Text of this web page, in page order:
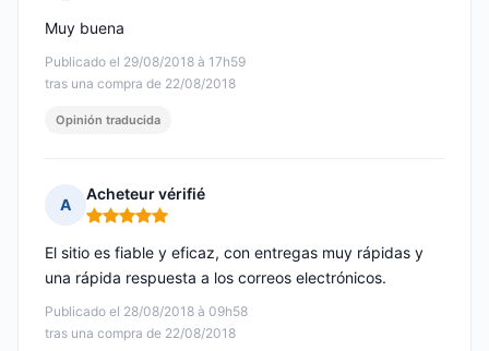
Publicado el 29/08/2018 à 17h59
tras una compra de 22/08/2018
Muy buena
Opinión traducida
A
Acheteur vérifié
Nota: 5 de 5
Publicado el 28/08/2018 à 09h58
tras una compra de 22/08/2018
El sitio es fiable y eficaz, con entregas muy rápidas y
una rápida respuesta a los correos electrónicos.